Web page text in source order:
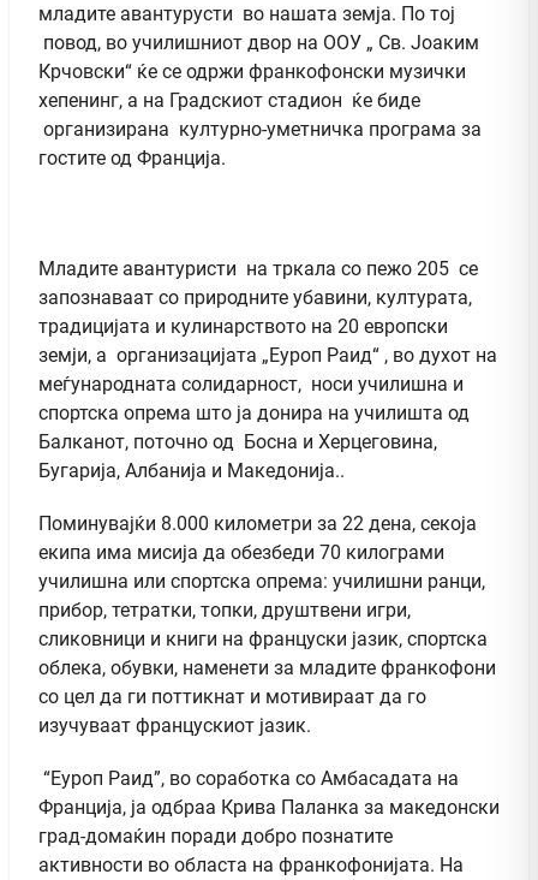
младите авантурусти во нашата земја. По тој
повод, во училишниот двор на ООУ „ Св. Јоаким
Крчовски“ ќе се одржи франкофонски музички
хепенинг, а на Градскиот стадион ќе биде
организирана културно-уметничка програма за
гостите од Франција.
Младите авантуристи на тркала со пежо 205 се
запознаваат со природните убавини, културата,
традицијата и кулинарството на 20 европски
земји, а организацијата „Еуроп Раид“ , во духот на
меѓународната солидарност, носи училишна и
спортска опрема што ја донира на училишта од
Балканот, поточно од Босна и Херцеговина,
Бугарија, Албанија и Македонија..
Поминувајќи 8.000 километри за 22 дена, секоја
екипа има мисија да обезбеди 70 килограми
училишна или спортска опрема: училишни ранци,
прибор, тетратки, топки, друштвени игри,
сликовници и книги на француски јазик, спортска
облека, обувки, наменети за младите франкофони
со цел да ги поттикнат и мотивираат да го
изучуваат францускиот јазик.
“Еуроп Раид”, во соработка со Амбасадата на
Франција, ја одбраа Крива Паланка за македонски
град-домаќин поради добро познатите
активности во областа на франкофонијата. На